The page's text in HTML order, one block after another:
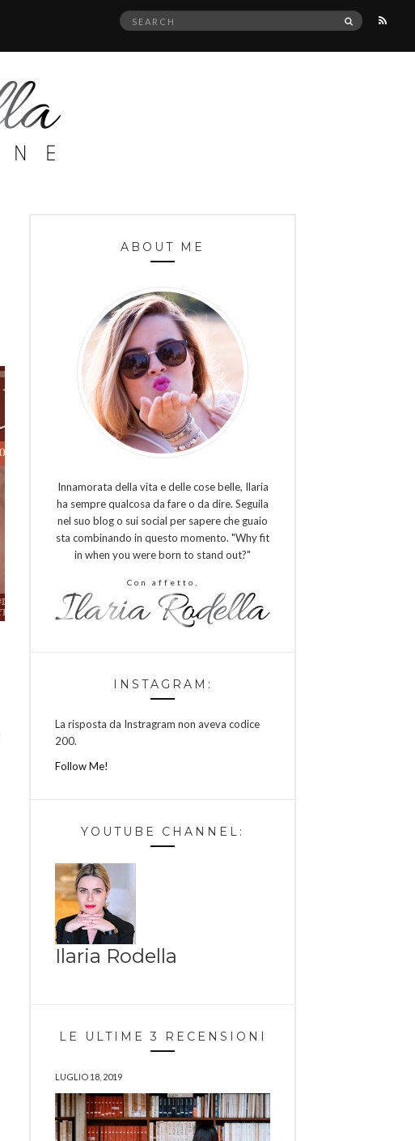
Search
SEARCH
ABOUT ME
Innamorata della vita e delle cose belle, Ilaria
ha sempre qualcosa da fare o da dire. Seguila
nel suo blog o sui social per sapere che guaio
sta combinando in questo momento. "Why fit
in when you were born to stand out?"
Con affetto,
INSTAGRAM:
La risposta da Instragram non aveva codice
200.
Follow Me!
YOUTUBE CHANNEL:
Ilaria Rodella
LE ULTIME 3 RECENSIONI
LUGLIO 18, 2019